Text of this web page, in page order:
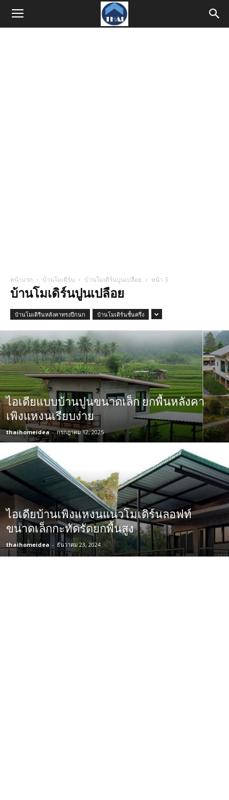
หน้าแรก บ้านโมเดิร์น บ้านโมเดิร์นปูนเปลือย หน้า 3
บ้านโมเดิร์นปูนเปลือย
บ้านโมเดิรืนหลังคาทรงปีกนก บ้านโมเดิร์นชั้นครึ่ง
ไอเดียแบบบ้านปูนขนาดเล็ก ยกพื้นหลังคา
เพิงแหงนเรียบง่าย
thaihomeidea - กรกฎาคม 12, 2025
ไอเดียบ้านเพิงแหงนแนวโมเดิร์นลอฟท์
ขนาดเล็กกะทัดรัดยกพื้นสูง
thaihomeidea - ธันวาคม 23, 2024